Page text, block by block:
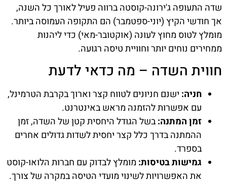
שדה התעופה ג'ירונה-קוסטה ברווה פעיל לאורך כל השנה,
אך חודשי הקיץ (יוני-ספטמבר) הם התקופה העמוסה ביותר.
מומלץ לטוס מחוץ לעונה (אוקטובר-מאי) כדי ליהנות
ממחירים נוחים יותר וחוויית טיסה רגועה.
חווית השדה – מה כדאי לדעת
חניה: ישנם חניונים לטווח קצר וארוך בקרבת הטרמינל,
עם אפשרות להזמנה מראש באינטרנט.
זמן המתנה:בשל הגודל היחסית קטן של השדה, זמן
ההמתנה בדרך כלל קצר יחסית לשדות גדולים אחרים
בספרד.
גמישות בטיסות: מומלץ לבדוק עם חברות הלואו-קוסט
את האפשרויות לשינוי מועדי הטיסה במקרה של צורך.